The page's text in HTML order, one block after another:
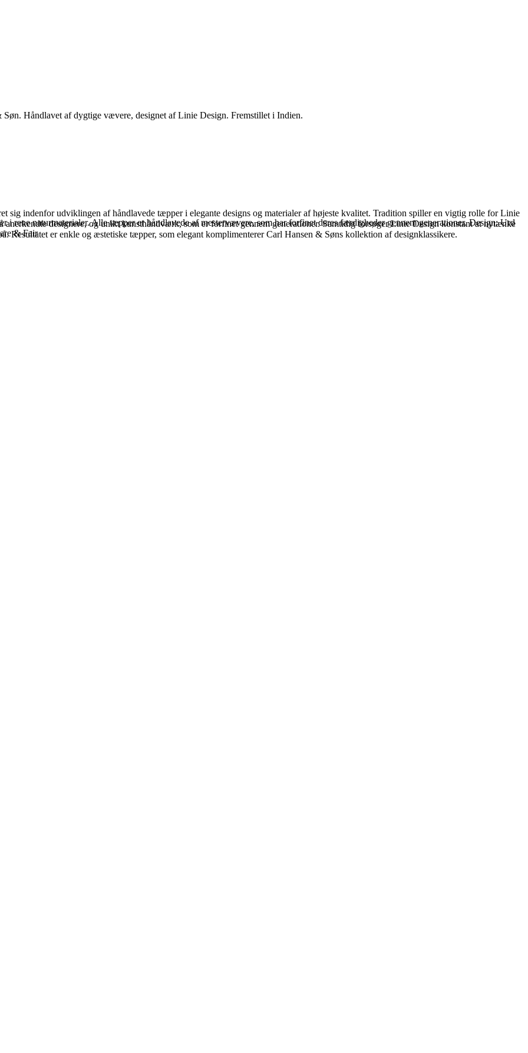
Håndlavet af dygtige vævere, designet af Linie Design. Fremstillet i Indien.
sig indenfor udviklingen af håndlavede tæpper i elegante designs og materialer af højeste kvalitet. Tradition spiller en vigtig rolle for Linie
designere, og unikt kunsthåndværk, som er forfinet gennem generationer. Samtidig forsøger Linie Design konstant at nytænke
Resultatet er enkle og æstetiske tæpper, som elegant komplimenterer Carl Hansen & Søns kollektion af designklassikere.
rene naturmaterialer. Alle tæpper er håndlavede af mestervævere, som har forfinet deres færdigheder gennem generationer. Design: Urd
& Fair